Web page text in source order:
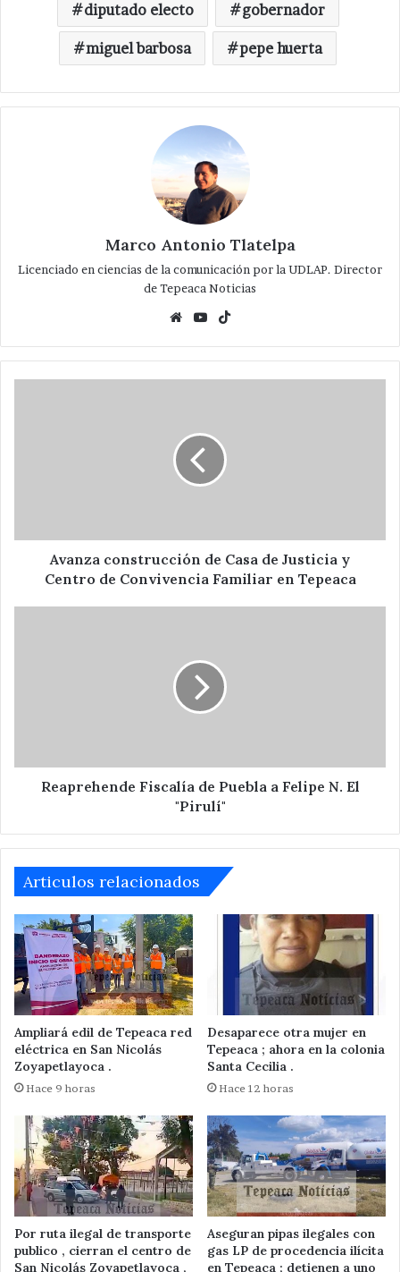
diputado electo gobernador
miguel barbosa pepe huerta
Marco Antonio Tlatelpa
Licenciado en ciencias de la comunicación por la UDLAP. Director
de Tepeaca Noticias
WebsiteYouTube
de
Convivencia
Familiar
Avanza construcción de Casa de Justicia y
Centro de Convivencia Familiar en Tepeaca
"Pirulí"
Reaprehende Fiscalía de Puebla a Felipe N. El
"Pirulí"
Articulos relacionados
Ampliará edil de Tepeaca red
eléctrica en San Nicolás
Zoyapetlayoca .
Hace 9 horas
Desaparece otra mujer en
Tepeaca ; ahora en la colonia
Santa Cecilia .
Hace 12 horas
Por ruta ilegal de transporte
publico , cierran el centro de
San Nicolás Zoyapetlayoca ,
Aseguran pipas ilegales con
gas LP de procedencia ilícita
en Tepeaca ; detienen a uno